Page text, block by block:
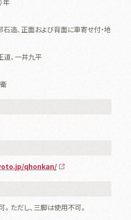
年
造、正面および背面に車寄せ付・地
道、一井九平
qhonkan/
。ただし、三脚は使用不可。